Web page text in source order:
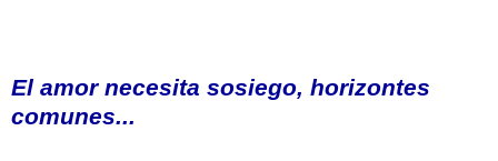
El amor necesita sosiego, horizontes
comunes...